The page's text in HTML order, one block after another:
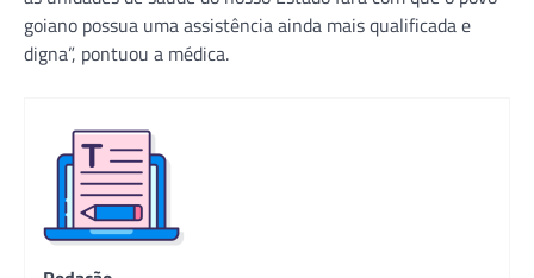
goiano possua uma assistência ainda mais qualificada e
digna”, pontuou a médica.